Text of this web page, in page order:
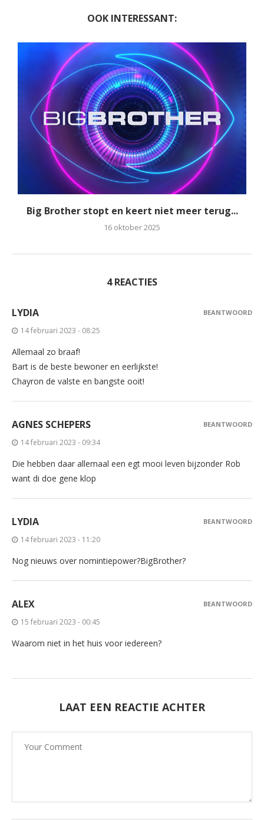
OOK INTERESSANT:
Big Brother stopt en keert niet meer terug...
16 oktober 2025
4 REACTIES
LYDIA
14 februari 2023 - 08:25
Allemaal zo braaf!
Bart is de beste bewoner en eerlijkste!
Chayron de valste en bangste ooit!
BEANTWOORD
AGNES SCHEPERS
14 februari 2023 - 09:34
Die hebben daar allemaal een egt mooi leven bijzonder Rob
want di doe gene klop
BEANTWOORD
LYDIA
14 februari 2023 - 11:20
Nog nieuws over nomintiepower?BigBrother?
BEANTWOORD
ALEX
15 februari 2023 - 00:45
Waarom niet in het huis voor iedereen?
BEANTWOORD
LAAT EEN REACTIE ACHTER